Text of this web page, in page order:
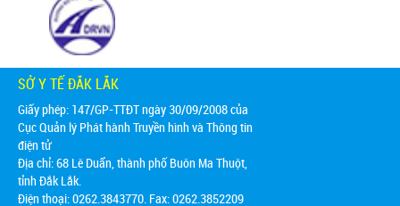
SỞ Y TẾ ĐẮK LẮK
Giấy phép: 147/GP-TTĐT ngày 30/09/2008 của
Cục Quản lý Phát hành Truyền hình và Thông tin
điện tử
Địa chỉ:68 Lê Duẩn, thành phố Buôn Ma Thuột,
tỉnh Đắk Lắk.
Điện thoại: 0262.3843770. Fax: 0262.3852209